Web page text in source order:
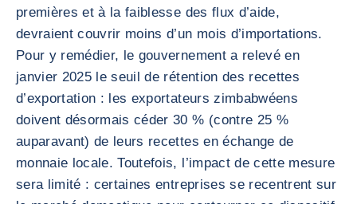
premières et à la faiblesse des flux d’aide,
devraient couvrir moins d’un mois d’importations.
Pour y remédier, le gouvernement a relevé en
janvier 2025 le seuil de rétention des recettes
d’exportation : les exportateurs zimbabwéens
doivent désormais céder 30 % (contre 25 %
auparavant) de leurs recettes en échange de
monnaie locale. Toutefois, l’impact de cette mesure
sera limité : certaines entreprises se recentrent sur